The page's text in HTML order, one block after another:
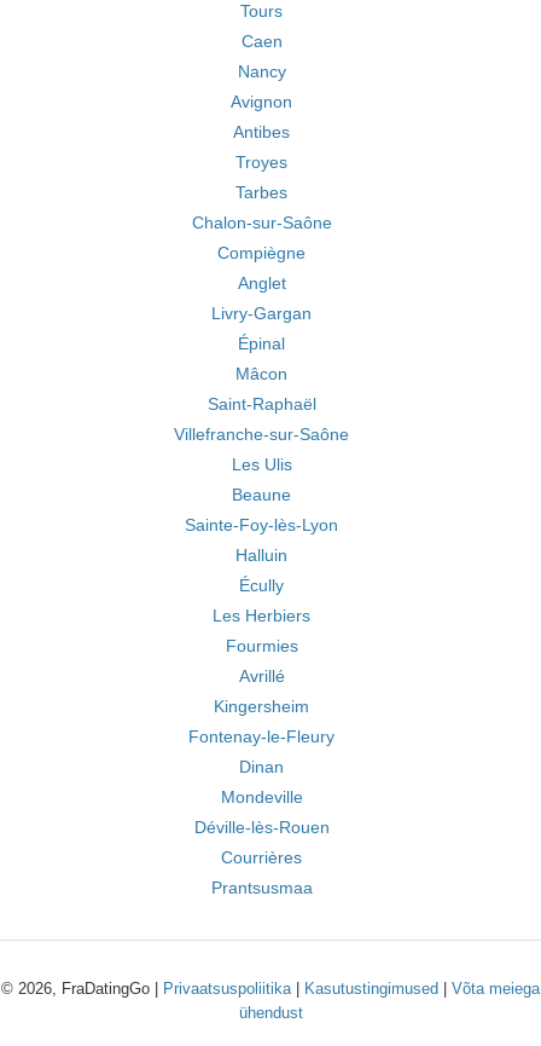
Tours
Caen
Nancy
Avignon
Antibes
Troyes
Tarbes
Chalon-sur-Saône
Compiègne
Anglet
Livry-Gargan
Épinal
Mâcon
Saint-Raphaël
Villefranche-sur-Saône
Les Ulis
Beaune
Sainte-Foy-lès-Lyon
Halluin
Écully
Les Herbiers
Fourmies
Avrillé
Kingersheim
Fontenay-le-Fleury
Dinan
Mondeville
Déville-lès-Rouen
Courrières
Prantsusmaa
© 2026, FraDatingGo | Privaatsuspoliitika| Kasutustingimused
Võta meiega
ühendust